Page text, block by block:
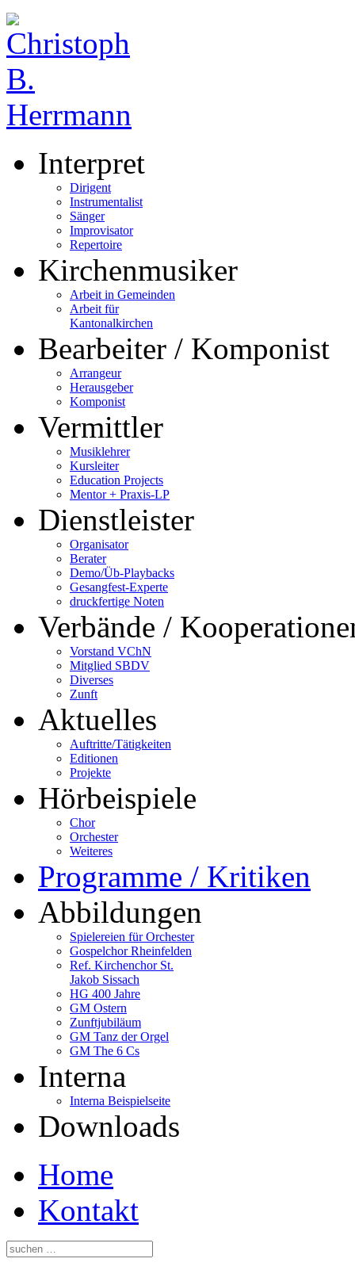
Interpret
Dirigent
Instrumentalist
Sänger
Improvisator
Repertoire
Kirchenmusiker
Arbeit in Gemeinden
Arbeit für
Kantonalkirchen
Bearbeiter / Komponist
Arrangeur
Herausgeber
Komponist
Vermittler
Musiklehrer
Kursleiter
Education Projects
Mentor + Praxis-LP
Dienstleister
Organisator
Berater
Demo/Üb-Playbacks
Gesangfest-Experte
druckfertige Noten
Verbände /
Vorstand VChN
Mitglied SBDV
Diverses
Zunft
Aktuelles
Auftritte/Tätigkeiten
Editionen
Projekte
Hörbeispiele
Chor
Orchester
Weiteres
Programme / Kritiken
Abbildungen
Spielereien für Orchester
Gospelchor Rheinfelden
Ref. Kirchenchor St.
Jakob Sissach
HG 400 Jahre
GM Ostern
Zunftjubiläum
GM Tanz der Orgel
GM The 6 Cs
Interna
Interna Beispielseite
Downloads
Home
Kontakt